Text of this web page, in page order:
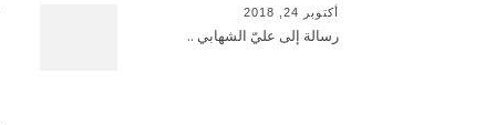
أكتوبر 24, 2018
رسالة إلى عليّ الشهابي ..